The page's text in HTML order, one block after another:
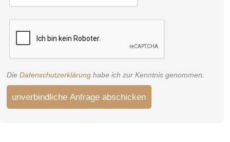
Die Datenschutzerklärung habe ich zur Kenntnis genommen.
unverbindliche Anfrage abschicken